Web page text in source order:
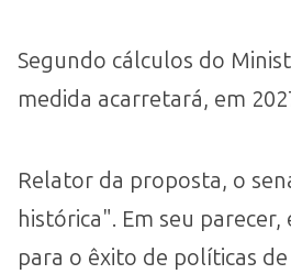
Segundo cálculos do
medida acarretará, em
Relator da proposta, o
histórica". Em seu
para o êxito de políticas